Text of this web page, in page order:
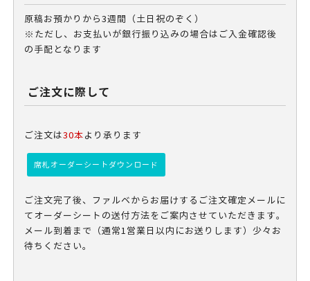
原稿お預かりから3週間（土日祝のぞく）
※ただし、お支払いが銀行振り込みの場合はご入金確認後
の手配となります
ご注文に際して
ご注文は30本より承ります
席札オーダーシートダウンロード
ご注文完了後、ファルベからお届けするご注文確定メールに
てオーダーシートの送付方法をご案内させていただきます。
メール到着まで（通常1営業日以内にお送りします）少々お
待ちください。